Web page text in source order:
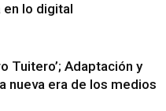
en lo digital
Tuitero’; Adaptación y
nueva era de los medios